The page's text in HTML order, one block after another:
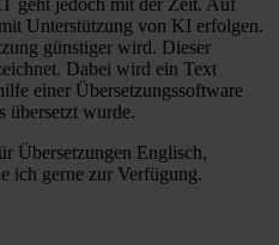
geht jedoch mit der Zeit. Auf
Unterstützung von KI erfolgen.
günstiger wird. Dieser
Dabei wird ein Text
einer Übersetzungssoftware
übersetzt wurde.
Übersetzungen Englisch,
ich gerne zur Verfügung.